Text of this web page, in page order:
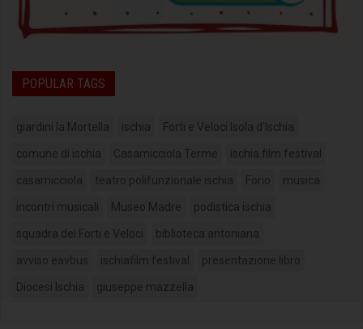
POPULAR TAGS
giardini la Mortella ischia Forti e Veloci Isola d'Ischia
comune di ischia Casamicciola Terme ischia film festival
casamicciola teatro polifunzionale ischia Forio musica
incontri musicali Museo Madre podistica ischia
squadra dei Forti e Veloci biblioteca antoniana
avviso eavbus ischiafilm festival presentazione libro
Diocesi Ischia giuseppe mazzella